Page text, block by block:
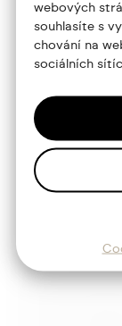
webových
souhlasíte s
chování na
sociálních